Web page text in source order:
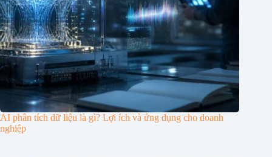
AI phân tích dữ liệu là gì? Lợi ích và ứng dụng cho doanh
nghiệp